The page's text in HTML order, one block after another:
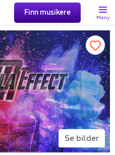
Finn musikere
Meny
Se bilder